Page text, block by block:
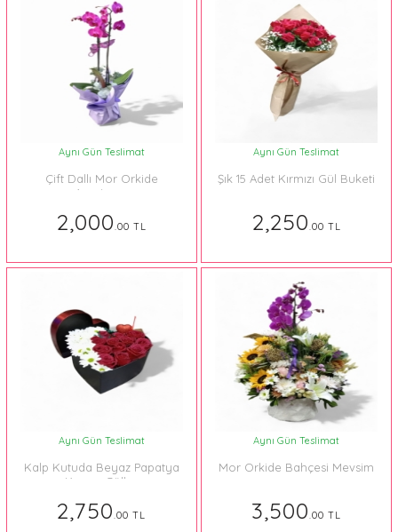
Aynı Gün Teslimat
Çift Dallı Mor Orkide
Aranjman
2,000.00 TL
Aynı Gün Teslimat
Şık 15 Adet Kırmızı Gül Buketi
2,250.00 TL
Aynı Gün Teslimat
Kalp Kutuda Beyaz Papatya
Kırmızı Güller
2,750.00 TL
Aynı Gün Teslimat
Mor Orkide Bahçesi Mevsim
3,500.00 TL